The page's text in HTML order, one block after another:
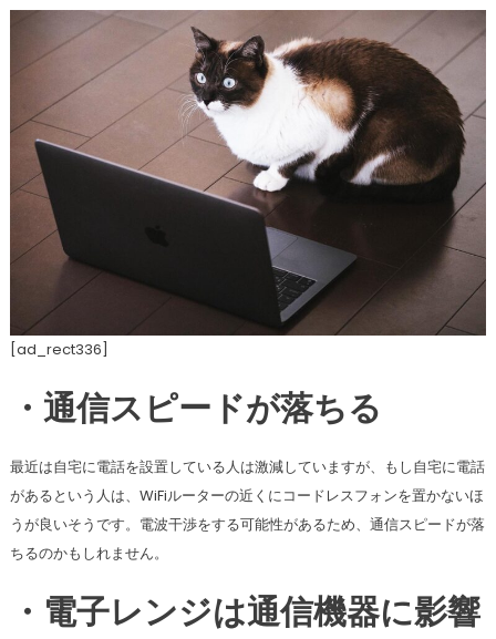
[ad_rect336]
・通信スピードが落ちる
最近は自宅に電話を設置している人は激減していますが、もし自宅に電話
があるという人は、WiFiルーターの近くにコードレスフォンを置かないほ
うが良いそうです。電波干渉をする可能性があるため、通信スピードが落
ちるのかもしれません。
・電子レンジは通信機器に影響